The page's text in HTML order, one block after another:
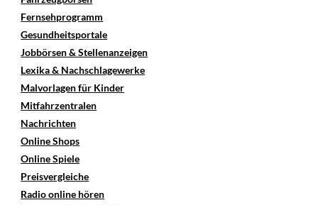
Fernsehprogramm
Gesundheitsportale
Jobbörsen & Stellenanzeigen
Lexika & Nachschlagewerke
Malvorlagen für Kinder
Mitfahrzentralen
Nachrichten
Online Shops
Online Spiele
Preisvergleiche
Radio online hören